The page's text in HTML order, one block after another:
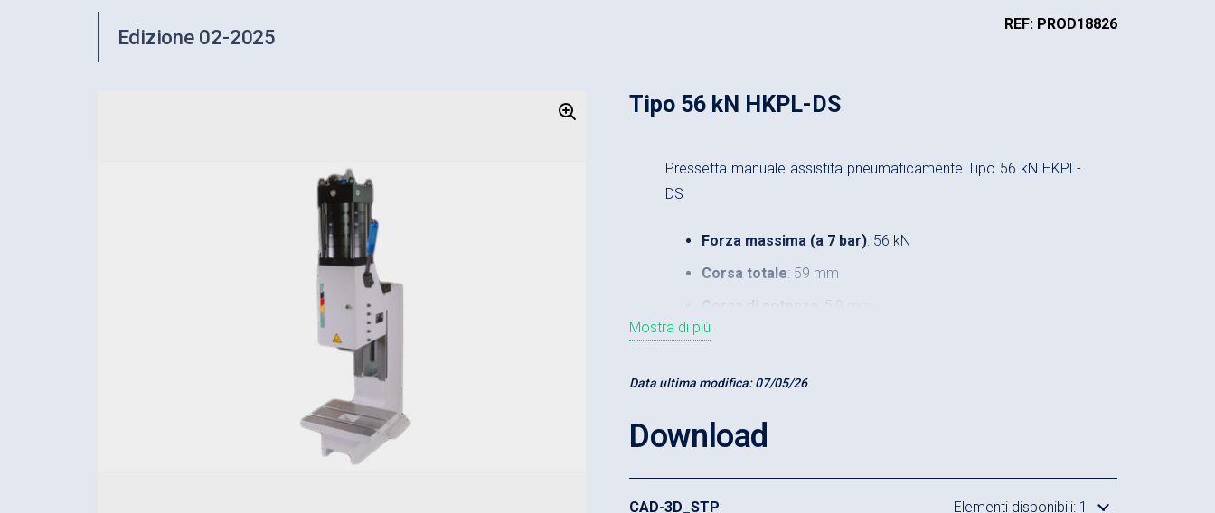
Edizione 02-2025
REF: PROD18826
Tipo 56 kN HKPL-DS
Pressetta manuale assistita pneumaticamente Tipo 56 kN HKPL-
DS
Forza massima (a 7 bar): 56 kN
Corsa totale: 59 mm
Corsa di potenza
: 5,9 mm
Sbalzo
Mostra di più
Data ultima modifica:07/05/26
Download
CAD-3D_STP Elementi disponibili: 1